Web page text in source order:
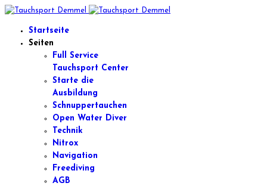
Startseite
Seiten
Full Service
Tauchsport Center
Starte die
Ausbildung
Schnuppertauchen
Open Water Diver
Technik
Nitrox
Navigation
Freediving
AGB